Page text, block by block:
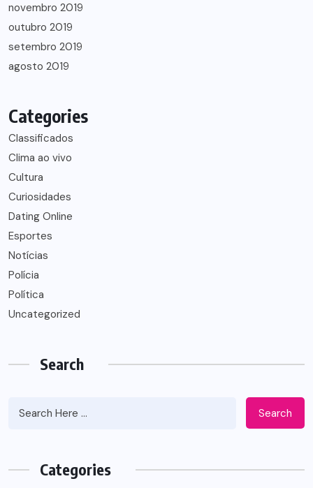
novembro 2019
outubro 2019
setembro 2019
agosto 2019
Categories
Classificados
Clima ao vivo
Cultura
Curiosidades
Dating Online
Esportes
Notícias
Polícia
Política
Uncategorized
Search
Search
Categories